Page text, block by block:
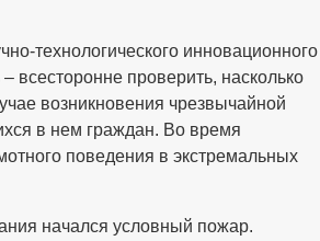
технологического инновационного
всесторонне проверить, насколько
возникновения чрезвычайной
в нем граждан. Во время
поведения в экстремальных
начался условный пожар.